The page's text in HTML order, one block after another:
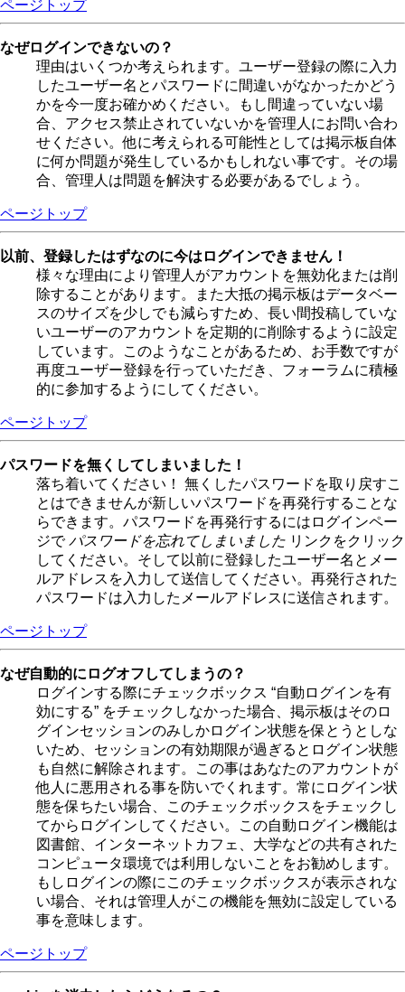
ページトップ
なぜログインできないの？
理由はいくつか考えられます。ユーザー登録の際に入力
したユーザー名とパスワードに間違いがなかったかどう
かを今一度お確かめください。もし間違っていない場
合、アクセス禁止されていないかを管理人にお問い合わ
せください。他に考えられる可能性としては掲示板自体
に何か問題が発生しているかもしれない事です。その場
合、管理人は問題を解決する必要があるでしょう。
ページトップ
以前、登録したはずなのに今はログインできません！
様々な理由により管理人がアカウントを無効化または削
除することがあります。また大抵の掲示板はデータベー
スのサイズを少しでも減らすため、長い間投稿していな
いユーザーのアカウントを定期的に削除するように設定
しています。このようなことがあるため、お手数ですが
再度ユーザー登録を行っていただき、フォーラムに積極
的に参加するようにしてください。
ページトップ
パスワードを無くしてしまいました！
落ち着いてください！ 無くしたパスワードを取り戻すこ
とはできませんが新しいパスワードを再発行することな
らできます。パスワードを再発行するにはログインペー
ジで パスワードを忘れてしまいました リンクをクリック
してください。そして以前に登録したユーザー名とメー
ルアドレスを入力して送信してください。再発行された
パスワードは入力したメールアドレスに送信されます。
ページトップ
なぜ自動的にログオフしてしまうの？
ログインする際にチェックボックス “自動ログインを有
効にする” をチェックしなかった場合、掲示板はそのロ
グインセッションのみしかログイン状態を保とうとしな
いため、セッションの有効期限が過ぎるとログイン状態
も自然に解除されます。この事はあなたのアカウントが
他人に悪用される事を防いでくれます。常にログイン状
態を保ちたい場合、このチェックボックスをチェックし
てからログインしてください。この自動ログイン機能は
図書館、インターネットカフェ、大学などの共有された
コンピュータ環境では利用しないことをお勧めします。
もしログインの際にこのチェックボックスが表示されな
い場合、それは管理人がこの機能を無効に設定している
事を意味します。
ページトップ